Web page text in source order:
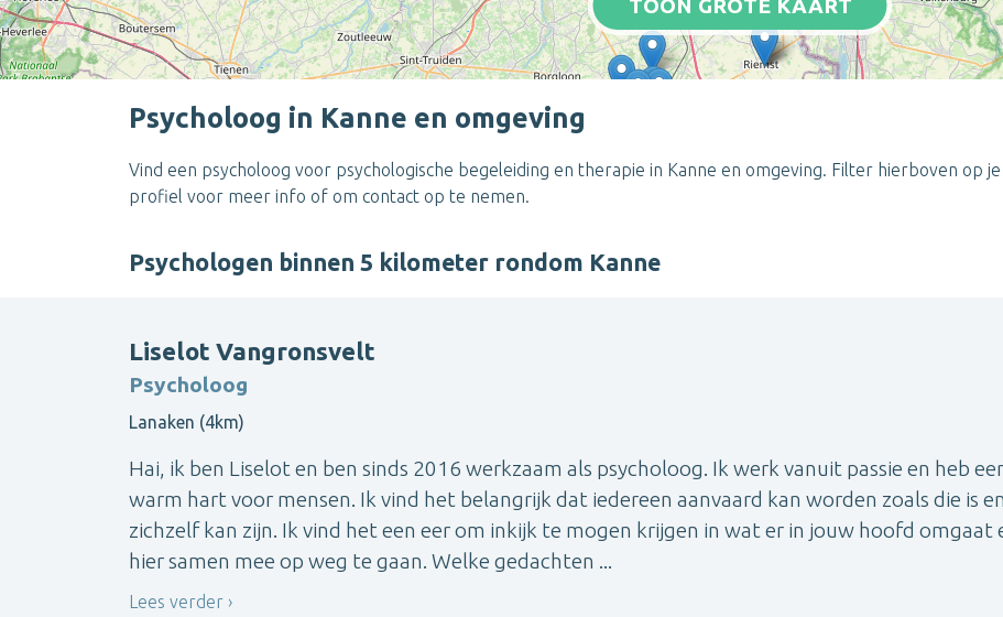
TOON GROTE KAART
Psycholoog in Kanne en omgeving
Vind een psycholoog voor psychologische begeleiding en therapie in Kanne en omgeving. Filter hierboven op
profiel voor meer info of om contact op te nemen.
Psychologen binnen 5 kilometer rondom Kanne
Liselot Vangronsvelt
Psycholoog
Lanaken (4km)
Hai, ik ben Liselot en ben sinds 2016 werkzaam als psycholoog. Ik werk vanuit passie en heb
warm hart voor mensen. Ik vind het belangrijk dat iedereen aanvaard kan worden zoals die is en
zichzelf kan zijn. Ik vind het een eer om inkijk te mogen krijgen in wat er in jouw hoofd omgaat
hier samen mee op weg te gaan. Welke gedachten ...
Lees verder